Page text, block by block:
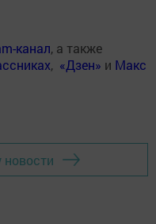
канал, а также
, «Дзен» и Макс
новости